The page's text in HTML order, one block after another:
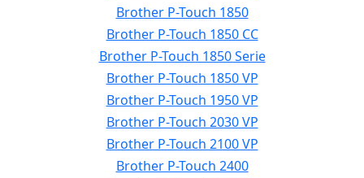
Brother P-Touch 1850
Brother P-Touch 1850 CC
Brother P-Touch 1850 Serie
Brother P-Touch 1850 VP
Brother P-Touch 1950 VP
Brother P-Touch 2030 VP
Brother P-Touch 2100 VP
Brother P-Touch 2400